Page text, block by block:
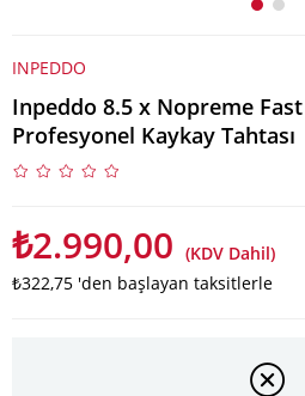
INPEDDO
Inpeddo 8.5 x Nopreme
Profesyonel Kaykay Tahtası
₺2.990,00 (KDV Dahil)
₺322,75 'den başlayan taksitlerle